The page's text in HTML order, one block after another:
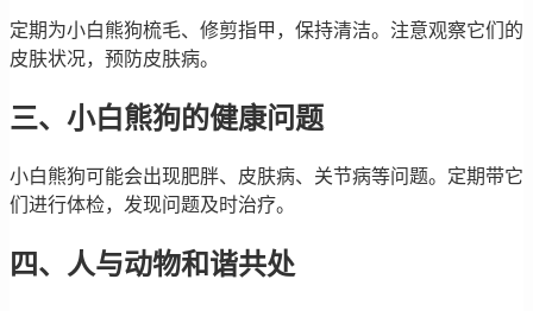
定期为小白熊狗梳毛、修剪指甲，保持清洁。注意观察它们的
皮肤状况，预防皮肤病。
三、小白熊狗的健康问题
小白熊狗可能会出现肥胖、皮肤病、关节病等问题。定期带它
们进行体检，发现问题及时治疗。
四、人与动物和谐共处